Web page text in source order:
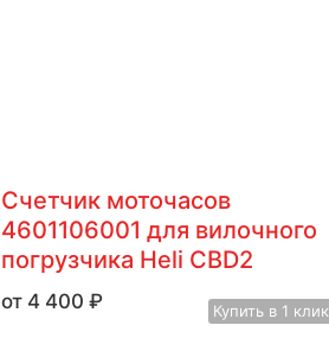
Cчетчик моточасов
4601106001 для вилочного
погрузчика Heli CBD2
4 400₽ Купить в 1 клик